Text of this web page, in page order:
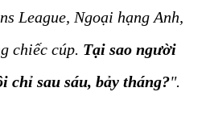
League, Ngoại hạng Anh,
chiếc cúp. Tại sao người
chỉ sau sáu, bảy tháng?".